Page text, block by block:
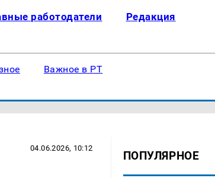
работодатели Редакция
Важное в РТ
04.06.2026, 10:12
ПОПУЛЯРНОЕ